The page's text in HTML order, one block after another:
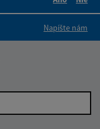
Napíšte nám